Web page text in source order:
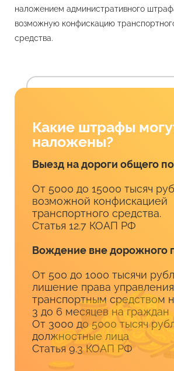
наложением административного
возможную конфискацию
средства.
Какие штрафы
наложены?
Выезд на дороги общего
От 5000 до 15000 тысяч
возможной конфискацией
транспортного средства.
Статья 12.7 КОАП РФ
Вождение вне дорожного
От 500 до 1000 тысячи
лишение права управления
транспортным средством
3 до 6 месяцев на граждан
От 3000 до 5000 тысяч
должностные лица
Статья 9.3 КОАП РФ